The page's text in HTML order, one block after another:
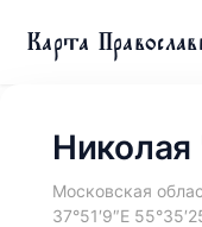
Карта
Николая
Московская
37°51′9″E